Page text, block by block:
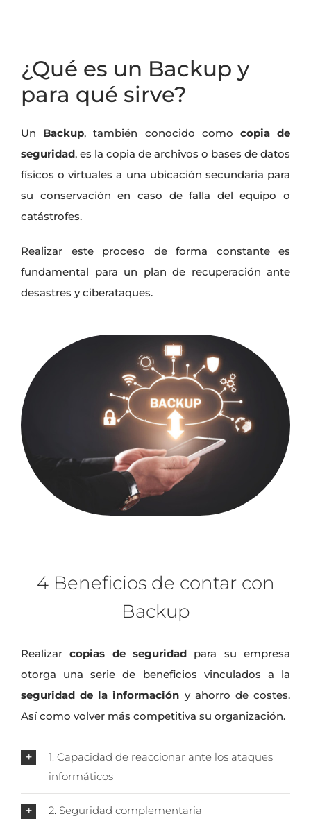
¿Qué es un Backup y
para qué sirve?
Un Backup, también conocido como copia de
seguridad, es la copia de archivos o bases de datos
físicos o virtuales a una ubicación secundaria para
su conservación en caso de falla del equipo o
catástrofes.
Realizar este proceso de forma constante es
fundamental para un plan de recuperación ante
desastres y ciberataques.
4 Beneficios de contar con
Backup
Realizarcopias de seguridad para su empresa
otorga una serie de beneficios vinculados a la
seguridad de la información y ahorro de costes.
Así como volver más competitiva su organización.
1. Capacidad de reaccionar ante los ataques
informáticos
2. Seguridad complementaria